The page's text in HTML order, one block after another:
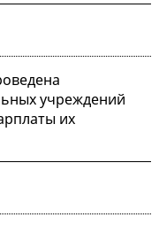
учреждений
их